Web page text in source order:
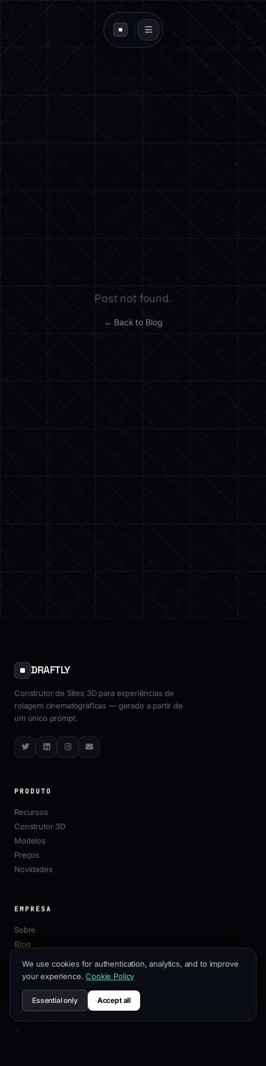
Post not found.
← Back to Blog
DRAFTLY
Construtor de Sites 3D para experiências de
rolagem cinematográficas — gerado a partir de
um único prompt.
TwitterLinkedInInstagram
Email
PRODUTO
Recursos
Construtor 3D
Modelos
Preços
Novidades
EMPRESA
Sobre
Blog
Contato
RECURSOS
Documentação
We use cookies for authentication, analytics, and to improve
your experience. Cookie Policy
Essential only Accept all